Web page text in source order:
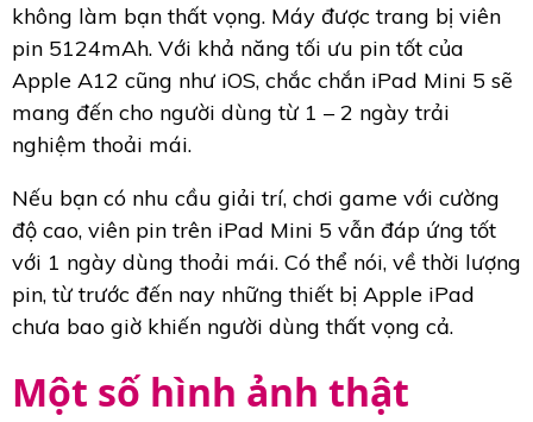
không làm bạn thất vọng. Máy được trang bị viên
pin 5124mAh. Với khả năng tối ưu pin tốt của
Apple A12 cũng như iOS, chắc chắn iPad Mini 5 sẽ
mang đến cho người dùng từ 1 – 2 ngày trải
nghiệm thoải mái.
Nếu bạn có nhu cầu giải trí, chơi game với cường
độ cao, viên pin trên iPad Mini 5 vẫn đáp ứng tốt
với 1 ngày dùng thoải mái. Có thể nói, về thời lượng
pin, từ trước đến nay những thiết bị Apple iPad
chưa bao giờ khiến người dùng thất vọng cả.
Một số hình ảnh thật